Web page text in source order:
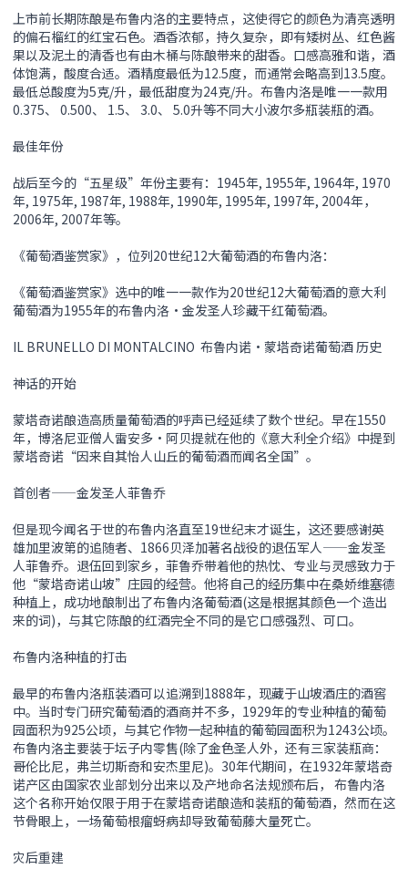
上市前长期陈酿是布鲁内洛的主要特点，这使得它的颜色为清亮透明
的偏石榴红的红宝石色。酒香浓郁，持久复杂，即有矮树丛、红色酱
果以及泥土的清香也有由木桶与陈酿带来的甜香。口感高雅和谐，酒
体饱满，酸度合适。酒精度最低为12.5度，而通常会略高到13.5度。
最低总酸度为5克/升，最低甜度为24克/升。布鲁内洛是唯一一款用
0.375、 0.500、 1.5、 3.0、 5.0升等不同大小波尔多瓶装瓶的酒。
最佳年份
战后至今的“五星级”年份主要有：1945年, 1955年, 1964年, 1970
年, 1975年, 1987年, 1988年, 1990年, 1995年, 1997年, 2004年，
2006年, 2007年等。
《葡萄酒鉴赏家》，位列20世纪12大葡萄酒的布鲁内洛：
《葡萄酒鉴赏家》选中的唯一一款作为20世纪12大葡萄酒的意大利
葡萄酒为1955年的布鲁内洛•金发圣人珍藏干红葡萄酒。
IL BRUNELLO DI MONTALCINO 布鲁内诺•蒙塔奇诺葡萄酒 历史
神话的开始
蒙塔奇诺酿造高质量葡萄酒的呼声已经延续了数个世纪。早在1550
年，博洛尼亚僧人雷安多•阿贝提就在他的《意大利全介绍》中提到
蒙塔奇诺“因来自其怡人山丘的葡萄酒而闻名全国”。
首创者——金发圣人菲鲁乔
但是现今闻名于世的布鲁内洛直至19世纪末才诞生，这还要感谢英
雄加里波第的追随者、1866贝泽加著名战役的退伍军人——金发圣
人菲鲁乔。退伍回到家乡，菲鲁乔带着他的热忱、专业与灵感致力于
他“蒙塔奇诺山坡”庄园的经营。他将自己的经历集中在桑娇维塞德
种植上，成功地酿制出了布鲁内洛葡萄酒(这是根据其颜色一个造出
来的词)，与其它陈酿的红酒完全不同的是它口感强烈、可口。
布鲁内洛种植的打击
最早的布鲁内洛瓶装酒可以追溯到1888年，现藏于山坡酒庄的酒窖
中。当时专门研究葡萄酒的酒商并不多，1929年的专业种植的葡萄
园面积为925公顷，与其它作物一起种植的葡萄园面积为1243公顷。
布鲁内洛主要装于坛子内零售(除了金色圣人外，还有三家装瓶商：
哥伦比尼，弗兰切斯奇和安杰里尼)。30年代期间，在1932年蒙塔奇
诺产区由国家农业部划分出来以及产地命名法规颁布后， 布鲁内洛
这个名称开始仅限于用于在蒙塔奇诺酿造和装瓶的葡萄酒，然而在这
节骨眼上，一场葡萄根瘤蚜病却导致葡萄藤大量死亡。
灾后重建